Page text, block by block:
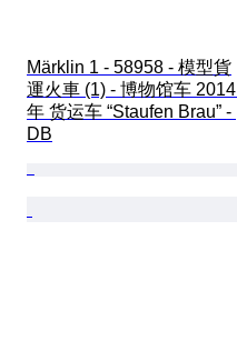
Märklin 1 - 58958 - 模型貨
運火車 (1) - 博物馆车 2014
年 货运车 “Staufen Brau” -
DB